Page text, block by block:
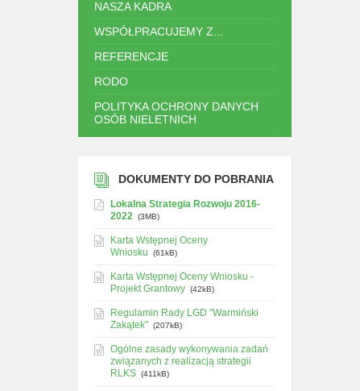
NASZA KADRA
WSPÓŁPRACUJEMY Z...
REFERENCJE
RODO
POLITYKA OCHRONY DANYCH
OSÓB NIELETNICH
DOKUMENTY DO POBRANIA
Lokalna Strategia Rozwoju 2016-
2022 (3MB)
Karta Wstępnej Oceny
Wniosku
(61kB)
Karta Wstępnej Oceny Wniosku -
Projekt Grantowy (42kB)
Regulamin Rady LGD "Warmiński
Zakątek" (207kB)
Ogólne zasady wykonywania zadań
związanych z realizacją strategii
RLKS (411kB)